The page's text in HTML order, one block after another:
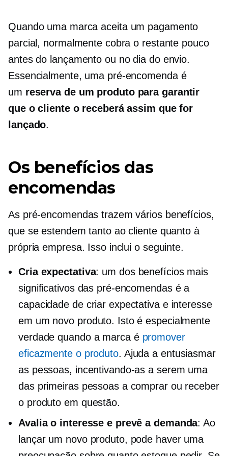
Quando uma marca aceita um pagamento
parcial, normalmente cobra o restante pouco
antes do lançamento ou no dia do envio.
Essencialmente, uma pré-encomenda é
um reserva de um produto para garantir
que o cliente o receberá assim que for
lançado.
Os benefícios das
encomendas
As pré-encomendas trazem vários benefícios,
que se estendem tanto ao cliente quanto à
própria empresa. Isso inclui o seguinte.
Cria expectativa: um dos benefícios mais
significativos das pré-encomendas é a
capacidade de criar expectativa e interesse
em um novo produto. Isto é especialmente
verdade quando a marca é promover
eficazmente o produto. Ajuda a entusiasmar
as pessoas, incentivando-as a serem uma
das primeiras pessoas a comprar ou receber
o produto em questão.
Avalia o interesse e prevê a demanda: Ao
lançar um novo produto, pode haver uma